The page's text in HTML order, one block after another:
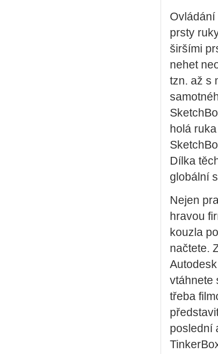
prsty
širšími
nehet
tzn. až s
holá
Dílka
globální
Nejen
hravou
kouzla
načtete.
vtáhnete
třeba
poslední